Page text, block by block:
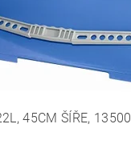
45CM ŠÍŘE, 13500